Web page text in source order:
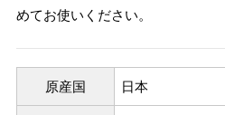
めてお使いください。
原産国 日本